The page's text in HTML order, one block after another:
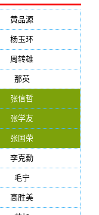
黄品源
杨玉环
周转雄
那英
张信哲
张学友
张国荣
李克勤
毛宁
高胜美